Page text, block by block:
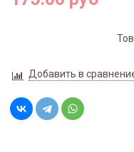
Добавить в